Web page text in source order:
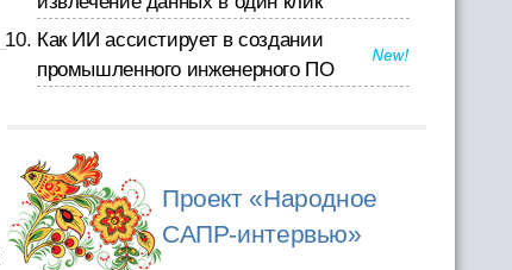
Как ИИ ассистирует в создании
промышленного инженерного ПО
Проект «Народное
САПР-интервью»